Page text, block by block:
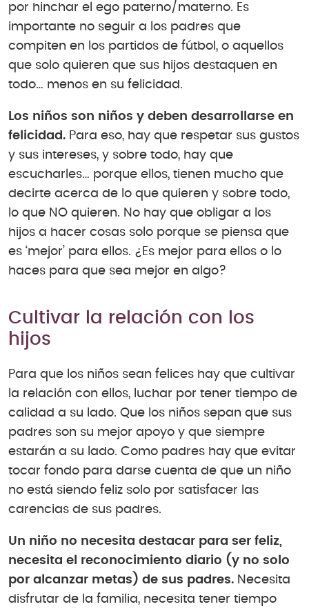
por hinchar el ego paterno/materno. Es
importante no seguir a los padres que
compiten en los partidos de fútbol, o aquellos
que solo quieren que sus hijos destaquen en
todo… menos en su felicidad.
Los niños son niños y deben desarrollarse en
felicidad. Para eso, hay que respetar sus gustos
y sus intereses, y sobre todo, hay que
escucharles… porque ellos, tienen mucho que
decirte acerca de lo que quieren y sobre todo,
lo que NO quieren. No hay que obligar a los
hijos a hacer cosas solo porque se piensa que
es ‘mejor’ para ellos. ¿Es mejor para ellos o lo
haces para que sea mejor en algo?
Cultivar la relación con los
hijos
Para que los niños sean felices hay que cultivar
la relación con ellos, luchar por tener tiempo de
calidad a su lado. Que los niños sepan que sus
padres son su mejor apoyo y que siempre
estarán a su lado. Como padres hay que evitar
tocar fondo para darse cuenta de que un niño
no está siendo feliz solo por satisfacer las
carencias de sus padres.
Un niño no necesita destacar para ser feliz,
necesita el reconocimiento diario (y no solo
por alcanzar metas) de sus padres. Necesita
disfrutar de la familia, necesita tener tiempo